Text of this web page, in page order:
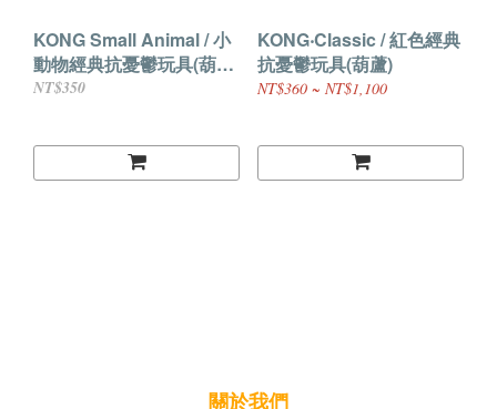
KONG Small Animal / 小
動物經典抗憂鬱玩具(葫
蘆)FK3
NT$350
KONG‧Classic / 紅色經典
抗憂鬱玩具(葫蘆)
NT$360 ~ NT$1,100
關於我們